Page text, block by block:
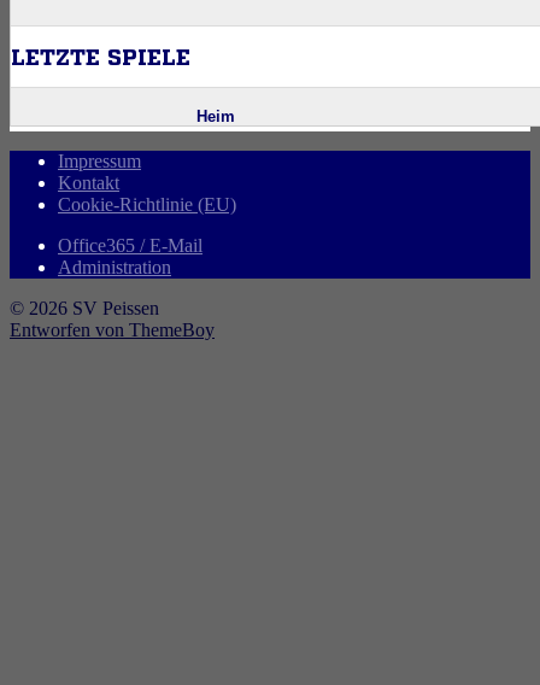
Impressum
Kontakt
Cookie-Richtlinie (EU)
Office365 / E-Mail
Administration
© 2026 SV Peissen
Entworfen von ThemeBoy